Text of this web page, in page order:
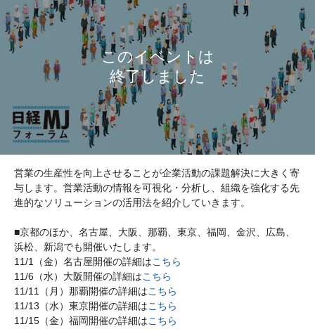
営業の生産性を向上させることが企業活動の課題解決に大きく寄
与します。営業活動の情報を可視化・分析し、組織を強化する先
進的なソリューションの活用法を紹介していきます。
■京都のほか、名古屋、大阪、那覇、東京、福岡、金沢、広島、
浜松、新潟でも開催いたします。
11/1（金）名古屋開催の詳細はこちら
11/6（水）大阪開催の詳細はこちら
11/11（月）那覇開催の詳細はこちら
11/13（水）東京開催の詳細はこちら
11/15（金）福岡開催の詳細はこちら